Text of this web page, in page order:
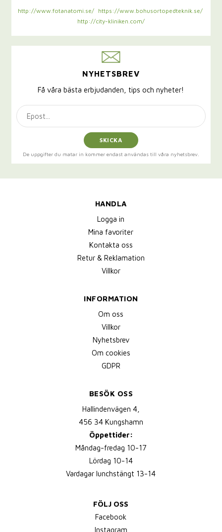
http://www.fotanatomi.se/
https://www.bohusortopedteknik.se/
http://city-kliniken.com/
NYHETSBREV
Få våra bästa erbjudanden, tips och nyheter!
SKICKA
De uppgifter du matar in kommer endast användas till våra nyhetsbrev.
HANDLA
Logga in
Mina favoriter
Kontakta oss
Retur & Reklamation
Villkor
INFORMATION
Om oss
Villkor
Nyhetsbrev
Om cookies
GDPR
BESÖK OSS
Hallindenvägen 4,
456 34 Kungshamn
Öppettider:
Måndag-fredag 10-17
Lördag 10-14
Vardagar lunchstängt 13-14
FÖLJ OSS
Facebook
Instagram